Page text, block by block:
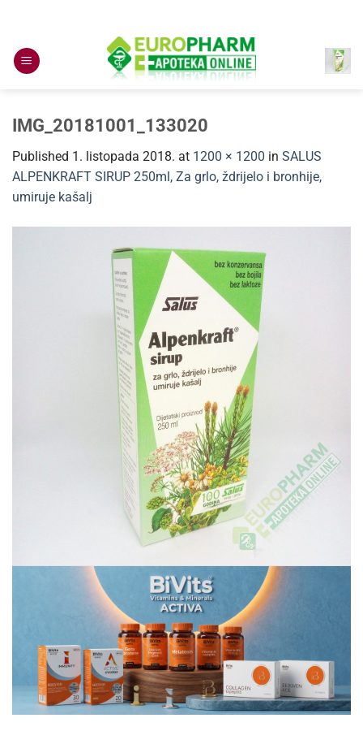
content
IMG_20181001_133020
Published 1. listopada 2018. at 1200 × 1200 in SALUS
ALPENKRAFT SIRUP 250ml, Za grlo, ždrijelo i bronhije,
umiruje kašalj